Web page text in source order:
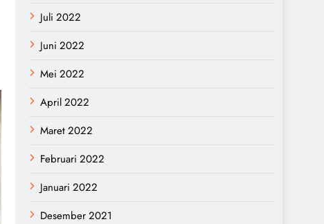
Juli 2022
Juni 2022
Mei 2022
April 2022
Maret 2022
Februari 2022
Januari 2022
Desember 2021